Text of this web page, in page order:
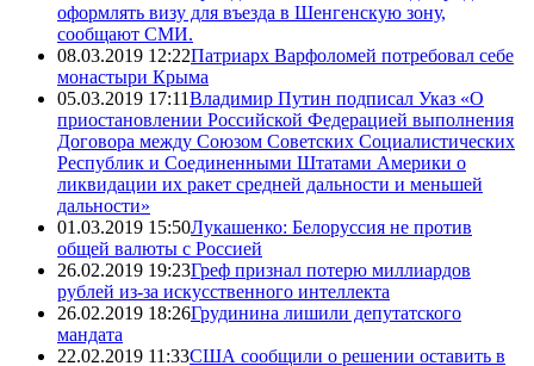
оформлять визу для въезда в Шенгенскую зону,
сообщают СМИ.
08.03.2019 12:22Патриарх Варфоломей потребовал себе
монастыри Крыма
05.03.2019 17:11Владимир Путин подписал Указ «О
приостановлении Российской Федерацией выполнения
Договора между Союзом Советских Социалистических
Республик и Соединенными Штатами Америки о
ликвидации их ракет средней дальности и меньшей
дальности»
01.03.2019 15:50Лукашенко: Белоруссия не против
общей валюты с Россией
26.02.2019 19:23Греф признал потерю миллиардов
рублей из-за искусственного интеллекта
26.02.2019 18:26Грудинина лишили депутатского
мандата
22.02.2019 11:33США сообщили о решении оставить в